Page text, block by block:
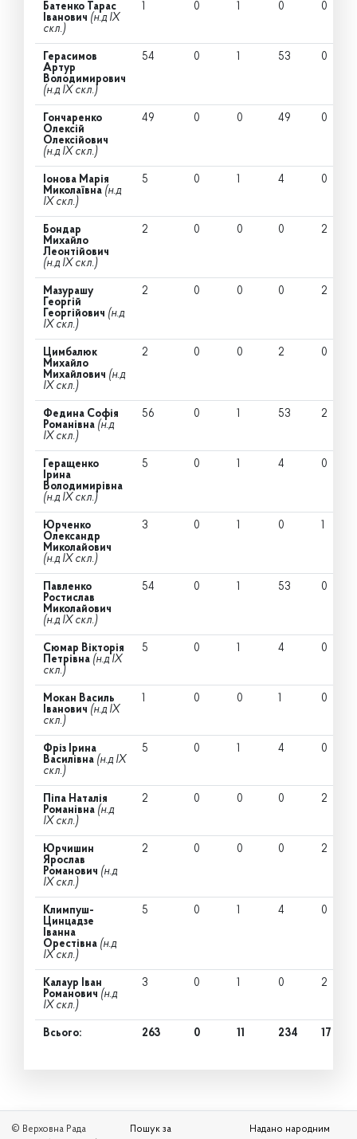
Батенко Тарас
Іванович (н.д IX
скл.)
1 0 1 0 0
Герасимов
Артур
Володимирович
(н.д IX скл.)
54 0 1 53 0
Гончаренко
Олексій
Олексійович
(н.д IX скл.)
49 0 0 49 0
Іонова Марія
Миколаївна (н.д
IX скл.)
5 0 1 4 0
Бондар
Михайло
Леонтійович
(н.д IX скл.)
2 0 0 0 2
Мазурашу
Георгій
Георгійович (н.д
IX скл.)
2 0 0 0 2
Цимбалюк
Михайло
Михайлович (н.д
IX скл.)
2 0 0 2 0
Федина Софія
Романівна (н.д
IX скл.)
56 0 1 53 2
Геращенко
Ірина
Володимирівна
(н.д IX скл.)
5 0 1 4 0
Юрченко
Олександр
Миколайович
(н.д IX скл.)
3 0 1 0 1
Павленко
Ростислав
Миколайович
(н.д IX скл.)
54 0 1 53 0
Сюмар Вікторія
Петрівна (н.д IX
скл.)
5 0 1 4 0
Мокан Василь
Іванович (н.д IX
скл.)
1 0 0 1 0
Фріз Ірина
Василівна (н.д IX
скл.)
5 0 1 4 0
Піпа Наталія
Романівна (н.д
IX скл.)
2 0 0 0 2
Юрчишин
Ярослав
Романович (н.д
IX скл.)
2 0 0 0 2
Климпуш-
Цинцадзе
Іванна
Орестівна (н.д
IX скл.)
5 0 1 4 0
Калаур Іван
Романович (н.д
IX скл.)
3 0 1 0 2
Всього: 263 0 11 234 17
© Верховна Рада
Пошук за
Надано народним